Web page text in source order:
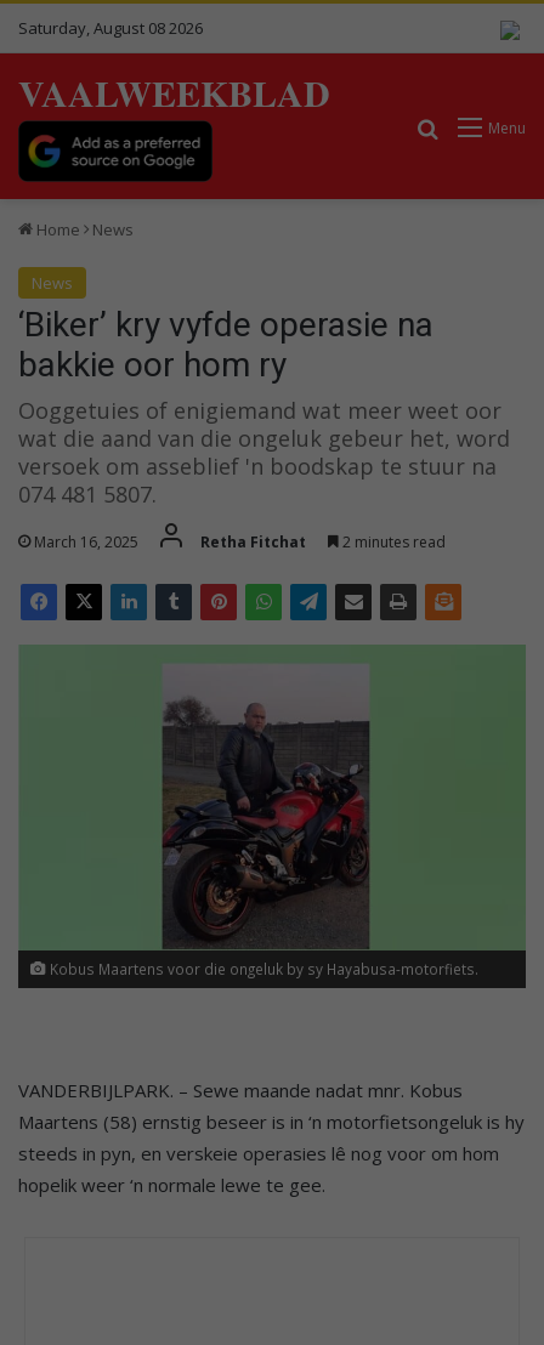
Saturday, August 08 2026
VAALWEEKBLAD
Menu
Search for
Home News
News
‘Biker’ kry vyfde operasie na
bakkie oor hom ry
Ooggetuies of enigiemand wat meer weet oor
wat die aand van die ongeluk gebeur het, word
versoek om asseblief 'n boodskap te stuur na
074 481 5807.
March 16, 2025 Retha Fitchat 2 minutes read
Kobus Maartens voor die ongeluk by sy Hayabusa-motorfiets.
VANDERBIJLPARK. – Sewe maande nadat mnr. Kobus
Maartens (58) ernstig beseer is in ‘n motorfietsongeluk is hy
steeds in pyn, en verskeie operasies lê nog voor om hom
hopelik weer ‘n normale lewe te gee.